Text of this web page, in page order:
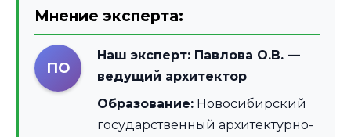
Мнение эксперта:
ПО
Наш эксперт: Павлова О.В. —
ведущий архитектор
Образование: Новосибирский
государственный архитектурно-